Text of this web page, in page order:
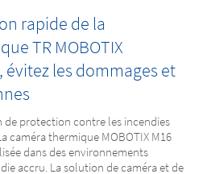
par VdS
de manière fiable et le plus
possible
rapide de la
TR MOBOTIX
évitez les dommages et
de protection contre les incendies
caméra thermique MOBOTIX M16
dans des environnements
accru. La solution de caméra et de